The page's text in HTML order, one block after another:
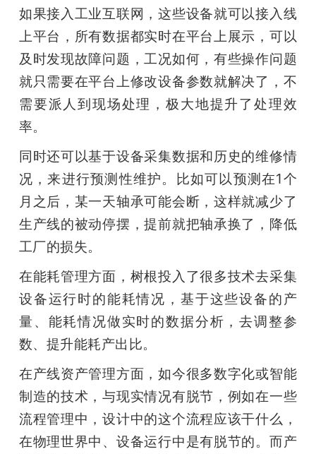
如果接入工业互联网，这些设备就可以接入线
上平台，所有数据都实时在平台上展示，可以
及时发现故障问题，工况如何，有些操作问题
就只需要在平台上修改设备参数就解决了，不
需要派人到现场处理，极大地提升了处理效
率。
同时还可以基于设备采集数据和历史的维修情
况，来进行预测性维护。比如可以预测在1个
月之后，某一天轴承可能会断，这样就减少了
生产线的被动停摆，提前就把轴承换了，降低
工厂的损失。
在能耗管理方面，树根投入了很多技术去采集
设备运行时的能耗情况，基于这些设备的产
量、能耗情况做实时的数据分析，去调整参
数、提升能耗产出比。
在产线资产管理方面，如今很多数字化或智能
制造的技术，与现实情况有脱节，例如在一些
流程管理中，设计中的这个流程应该干什么，
在物理世界中、设备运行中是有脱节的。而产